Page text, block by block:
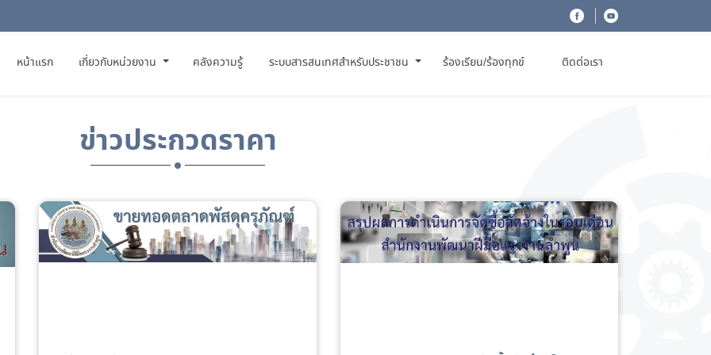
หน้าแรก(CURRENT)
เกี่ยวกับหน่วยงาน คลังความรู้ ระบบสารสนเทศสำหรับประชาชน ร้องเรียน/ร้องทุกข์ ติดต่อเรา
ข่าวประกวดราคา